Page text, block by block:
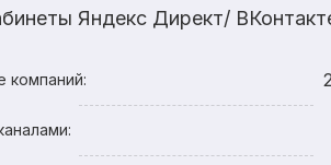
Яндекс Директ/
компаний: